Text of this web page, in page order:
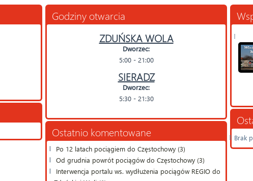
Godziny otwarcia
ZDUŃSKA WOLA
Dworzec:
5:00 - 21:00
SIERADZ
Dworzec:
5:30 - 21:30
Ostatnio komentowane
Po 12 latach pociągiem do Częstochowy (3)
Od grudnia powrót pociągów do Częstochowy (3)
Interwencja portalu ws. wydłużenia pociągów REGIO do
Brak